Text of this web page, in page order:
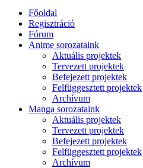
Főoldal
Regisztráció
Fórum
Anime sorozataink
Aktuális projektek
Tervezett projektek
Befejezett projektek
Felfüggesztett projektek
Archívum
Manga sorozataink
Aktuális projektek
Tervezett projektek
Befejezett projektek
Felfüggesztett projektek
Archívum